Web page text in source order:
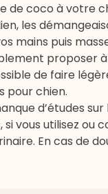
de coco à
les
mains puis
proposer
de faire
pour chien.
d’études
vous utilisez ou
En cas de